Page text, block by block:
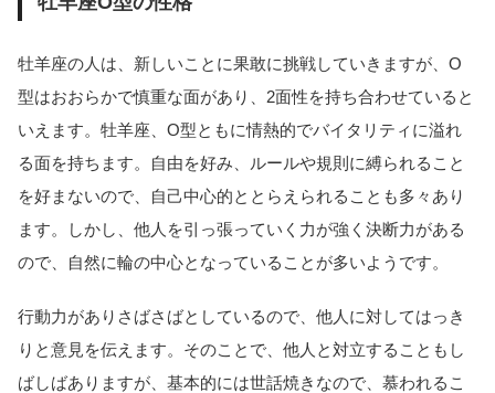
牡羊座の人は、新しいことに果敢に挑戦していきますが、O
型はおおらかで慎重な面があり、2面性を持ち合わせていると
いえます。牡羊座、O型ともに情熱的でバイタリティに溢れ
る面を持ちます。自由を好み、ルールや規則に縛られること
を好まないので、自己中心的ととらえられることも多々あり
ます。しかし、他人を引っ張っていく力が強く決断力がある
ので、自然に輪の中心となっていることが多いようです。
行動力がありさばさばとしているので、他人に対してはっき
りと意見を伝えます。そのことで、他人と対立することもし
ばしばありますが、基本的には世話焼きなので、慕われるこ